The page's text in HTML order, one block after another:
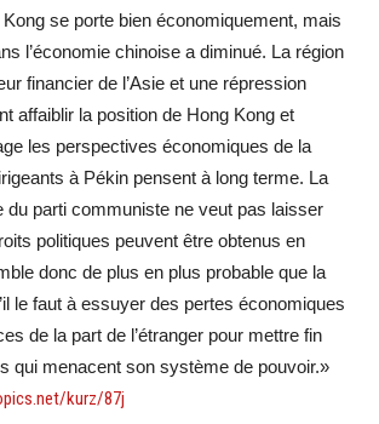
se porte bien économiquement, mais
l’économie chinoise a diminué. La région
financier de l’Asie et une répression
affaiblir la position de Hong Kong et
les perspectives économiques de la
à Pékin pensent à long terme. La
du parti communiste ne veut pas laisser
politiques peuvent être obtenus en
donc de plus en plus probable que la
le faut à essuyer des pertes économiques
de la part de l’étranger pour mettre fin
qui menacent son système de pouvoir.»
kurz/87j